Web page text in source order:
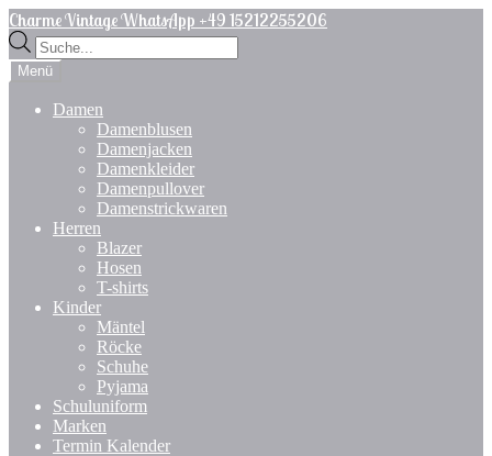
Zur
Navigation
springen
Zum
Inhalt
springen
Charme Vintage WhatsApp +49 15212255206
Products
search
Menü
Damen
Damenblusen
Damenjacken
Damenkleider
Damenpullover
Damenstrickwaren
Herren
Blazer
Hosen
T-shirts
Kinder
Mäntel
Röcke
Schuhe
Pyjama
Schuluniform
Marken
Termin Kalender